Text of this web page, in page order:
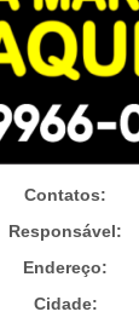
Contatos:
Responsável:
Endereço:
Cidade: